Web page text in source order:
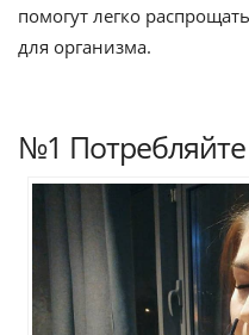
помогут легко
для организма.
№1